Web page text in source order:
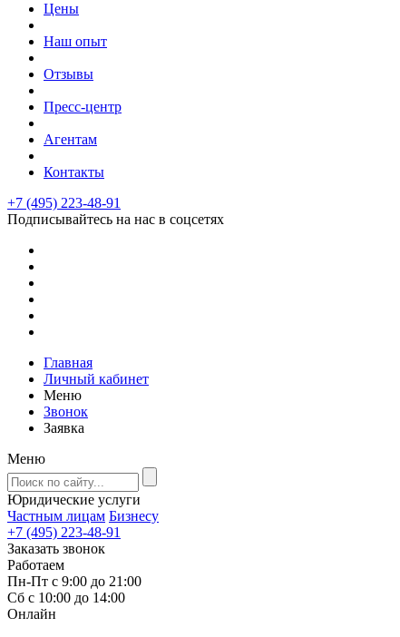
Цены
Наш опыт
Отзывы
Пресс-центр
Агентам
Контакты
+7 (495) 223-48-91
Подписывайтесь на нас в соцсетях
Главная
Личный кабинет
Меню
Звонок
Заявка
Меню
Юридические услуги
Частным лицам Бизнесу
+7 (495) 223-48-91
Заказать звонок
Работаем
Пн-Пт с 9:00 до 21:00
Сб с 10:00 до 14:00
Онлайн